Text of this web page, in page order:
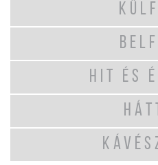
HIT ÉS